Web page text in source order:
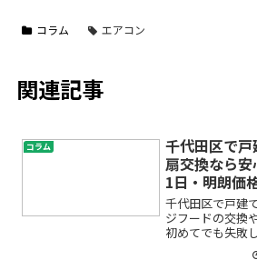
コラム エアコン
関連記事
コラム
千代田区で
扇交換なら
1日・明朗価
千代田区で戸建
ジフードの交換
初めてでも失敗
流れを徹底解